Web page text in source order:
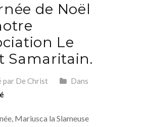
de Noël
Le
Samaritain.
par De Christ
Dans
Mariusca la Slameuse